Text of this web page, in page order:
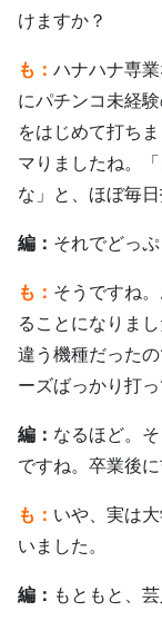
けますか？
も： ハナハナ専
にパチンコ未経
をはじめて打ち
マりましたね。
な」と、ほぼ毎
編： それでどっ
も： そうですね
ることになりま
違う機種だった
ーズばっかり打っ
編： なるほど。
ですね。卒業後
も： いや、実は
いました。
編： もともと、